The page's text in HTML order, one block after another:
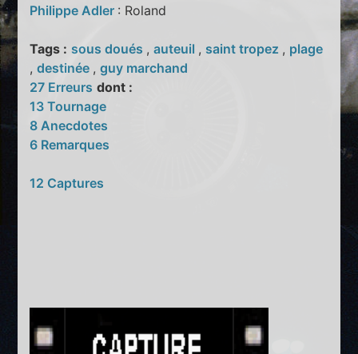
Philippe Adler : Roland
Tags : sous doués ,auteuil , saint tropez , plage
,destinée ,guy marchand
27 Erreurs dont :
13 Tournage
8 Anecdotes
6 Remarques
12 Captures